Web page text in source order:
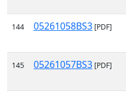
144 05261058BS3 [PDF]
145 05261057BS3 [PDF]